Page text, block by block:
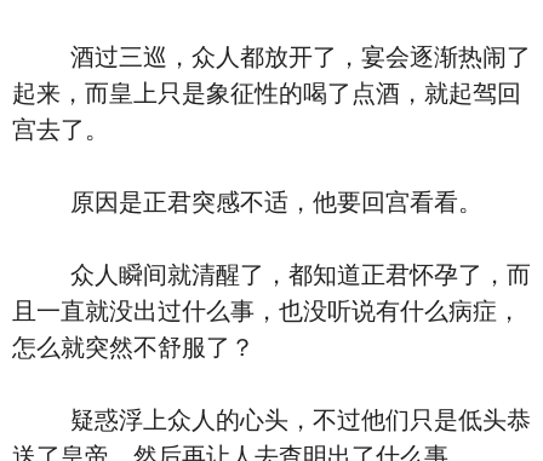
酒过三巡，众人都放开了，宴会逐渐热闹了
起来，而皇上只是象征性的喝了点酒，就起驾回
宫去了。
原因是正君突感不适，他要回宫看看。
众人瞬间就清醒了，都知道正君怀孕了，而
且一直就没出过什么事，也没听说有什么病症，
怎么就突然不舒服了？
疑惑浮上众人的心头，不过他们只是低头恭